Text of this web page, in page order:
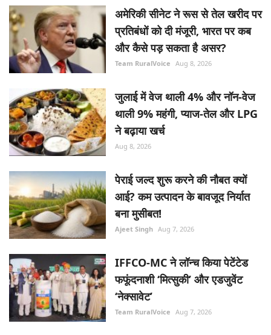
अमेरिकी सीनेट ने रूस से तेल खरीद पर
प्रतिबंधों को दी मंजूरी, भारत पर कब
और कैसे पड़ सकता है असर?
Team RuralVoice Aug 8, 2026
जुलाई में वेज थाली 4% और नॉन-वेज
थाली 9% महंगी, प्याज-तेल और LPG
ने बढ़ाया खर्च
Aug 8, 2026
पेराई जल्द शुरू करने की नौबत क्यों
आई? कम उत्पादन के बावजूद निर्यात
बना मुसीबत!
Ajeet Singh Aug 7, 2026
IFFCO-MC ने लॉन्च किया पेटेंटेड
फफूंदनाशी ‘मित्सुकी’ और एडजुवेंट
‘नेक्सावेट’
Team RuralVoice Aug 7, 2026